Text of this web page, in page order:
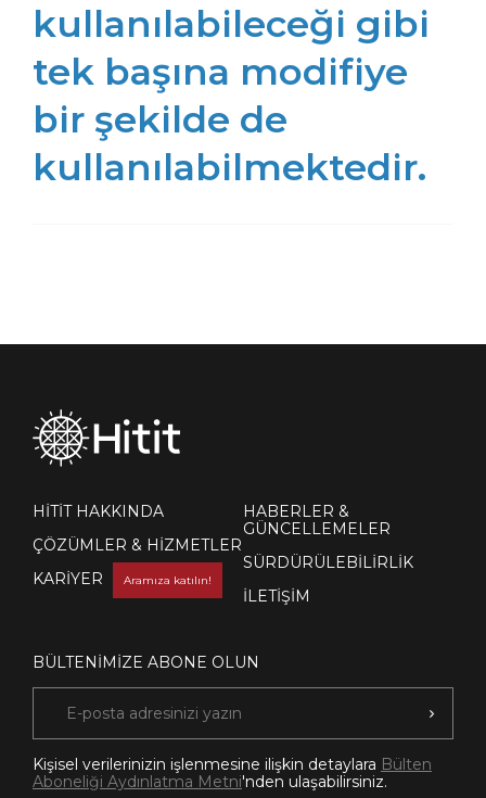
kullanılabileceği gibi
tek başına modifiye
bir şekilde de
kullanılabilmektedir.
HİTİT HAKKINDA
ÇÖZÜMLER & HİZMETLER
KARİYER
Aramıza katılın!
HABERLER &
GÜNCELLEMELER
SÜRDÜRÜLEBİLİRLİK
İLETİŞİM
BÜLTENİMİZE ABONE OLUN
Kişisel verilerinizin işlenmesine ilişkin detaylara Bülten
Aboneliği Aydınlatma Metni'nden ulaşabilirsiniz.